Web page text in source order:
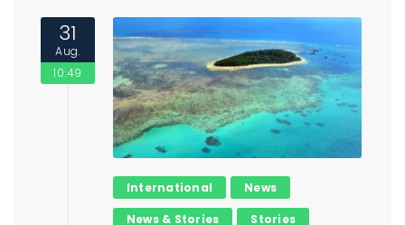
31
Aug.
10:49
International News
News & Stories Stories